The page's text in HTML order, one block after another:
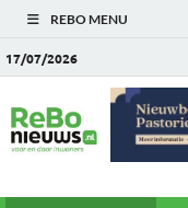
REBO MENU
17/07/2026